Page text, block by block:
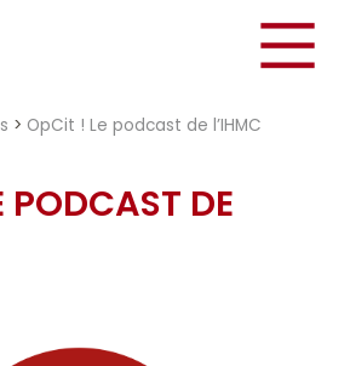
> OpCit ! Le podcast de l’IHMC
PODCAST DE